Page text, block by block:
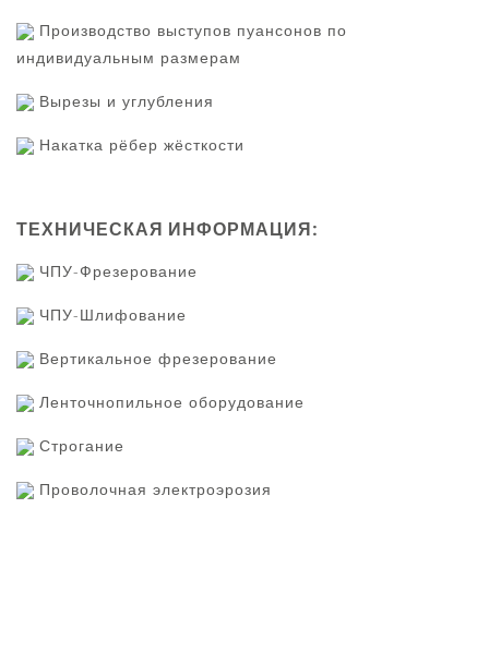
Производство выступов пуансонов по
индивидуальным размерам
Вырезы и углубления
Накатка рёбер жёсткости
ТЕХНИЧЕСКАЯ ИНФОРМАЦИЯ:
ЧПУ-Фрезерование
ЧПУ-Шлифование
Вертикальное фрезерование
Ленточнопильное оборудование
Строгание
Проволочная электроэрозия